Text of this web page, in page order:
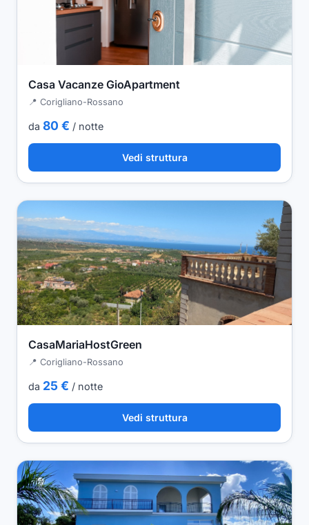
Casa Vacanze GioApartment
📍 Corigliano-Rossano
da 80 € / notte
Vedi struttura
CasaMariaHostGreen
📍 Corigliano-Rossano
da 25 € / notte
Vedi struttura